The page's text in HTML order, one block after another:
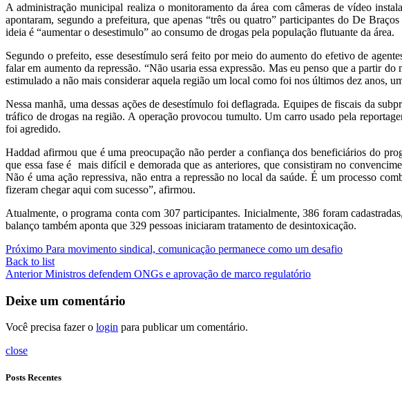
A administração municipal realiza o monitoramento da área com câmeras de vídeo
apontaram, segundo a prefeitura, que apenas “três ou quatro” participantes do De
ideia é “aumentar o desestimulo” ao consumo de drogas pela população flutuante da área.
Segundo o prefeito, esse desestímulo será feito por meio do aumento do efetivo de
falar em aumento da repressão. “Não usaria essa expressão. Mas eu penso que a partir
estimulado a não mais considerar aquela região um local como foi nos últimos dez anos,
Nessa manhã, uma dessas ações de desestímulo foi deflagrada. Equipes de fiscais da
tráfico de drogas na região. A operação provocou tumulto. Um carro usado pela
foi agredido.
Haddad afirmou que é uma preocupação não perder a confiança dos beneficiários do
que essa fase é mais difícil e demorada que as anteriores, que consistiram no
Não é uma ação repressiva, não entra a repressão no local da saúde. É um processo
fizeram chegar aqui com sucesso”, afirmou.
Atualmente, o programa conta com 307 participantes. Inicialmente, 386 foram
balanço também aponta que 329 pessoas iniciaram tratamento de desintoxicação.
Próximo Para movimento sindical, comunicação permanece como um desafio
Back to list
Anterior Ministros defendem ONGs e aprovação de marco regulatório
Deixe um comentário
Você precisa fazer o login para publicar um comentário.
close
Posts Recentes